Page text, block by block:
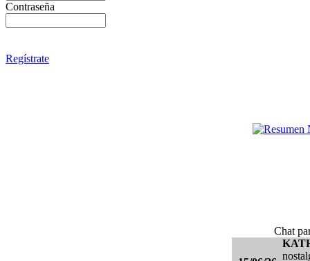
Contraseña
Regístrate
Chat